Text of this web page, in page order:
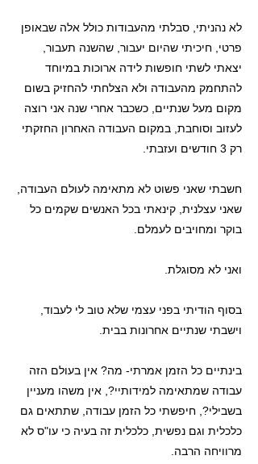
לא נהניתי, סבלתי מהעבודות כולל אלה שבאופן
פרטי, חיכיתי שהיום יעבור, שהשנה תעבור,
יצאתי לשתי חופשות לידה ארוכות במיוחד
להתחמק מהעבודה ולא הצלחתי להחזיק בשום
מקום מעל שנתיים, כשכבר אחרי שנה אני רוצה
לעזוב וסוחבת, במקום העבודה האחרון החזקתי
רק 3 חודשים ועזבתי.
חשבתי שאני פשוט לא מתאימה לעולם העבודה,
שאני עצלנית, קינאתי בכל האנשים שקמים כל
בוקר ומחויבים לעמלם.
ואני לא מסוגלת.
בסוף הודיתי בפני עצמי שלא טוב לי לעבוד,
וישבתי שנתיים אחרונות בבית.
בינתיים כל הזמן אמרתי- מה? אין בעולם הזה
עבודה שמתאימה למידותיי?, אין משהו מעניין
בשבילי?, חיפשתי כל הזמן עבודה, שתתאים גם
כלכלית וגם נפשית, כלכלית זה בעיה כי עו"ס לא
מרוויחה הרבה.